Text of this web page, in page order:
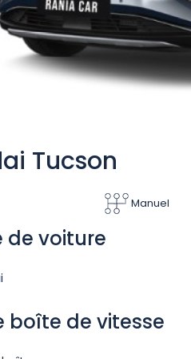
Tucson
Manuel
de voiture
boîte de vitesse